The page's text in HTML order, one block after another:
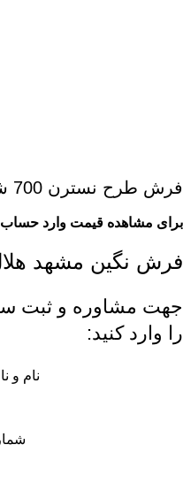
فرش طرح نسترن 700 شانه 8 رنگ
برای مشاهده قیمت وارد حساب
فرش نگین مشهد هلال کد
جهت مشاوره و ثبت
را وارد کنید:
نام و